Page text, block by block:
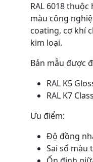
RAL 6018 thuộc
màu công
coating, cơ khí
kim loại.
Bản mẫu được
RAL K5
RAL K7
Ưu điểm:
Độ đồng
Sai số màu